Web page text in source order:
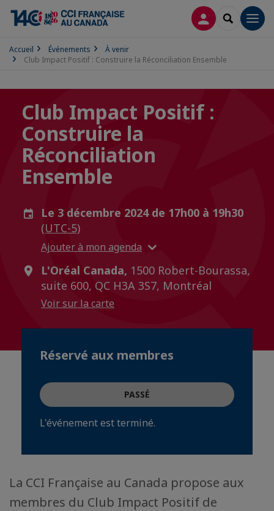
CONNEXION
Accueil Événements
À venir
Club Impact Positif : Construire la Réconciliation Ensemble
Club Impact Positif :
Construire la
Réconciliation
Ensemble
Le 3 décembre 2024 de 17h00 à 19h30
(UTC-5)
Ajouter à mon agenda
L'Oréal Canada, 1500 Robert-Bourassa,
suite 600, QC H3A 3S7, Montréal
Voir sur la carte
Réservé aux membres
PASSÉ
L'événement est terminé.
La CCI Française au Canada propose aux
membres du Club Impact Positif de